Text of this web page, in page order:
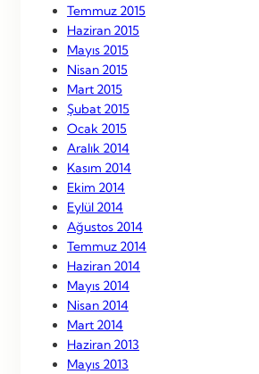
Temmuz 2015
Haziran 2015
Mayıs 2015
Nisan 2015
Mart 2015
Şubat 2015
Ocak 2015
Aralık 2014
Kasım 2014
Ekim 2014
Eylül 2014
Ağustos 2014
Temmuz 2014
Haziran 2014
Mayıs 2014
Nisan 2014
Mart 2014
Haziran 2013
Mayıs 2013